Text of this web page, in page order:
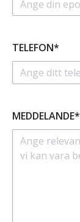
TELEFON*
MEDDELANDE*